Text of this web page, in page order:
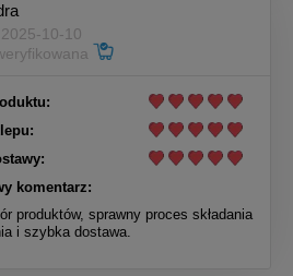
10-10
komentarz:
produktów, sprawny proces składania
i szybka dostawa.